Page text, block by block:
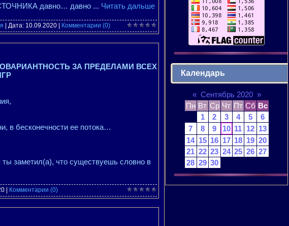
давно… давно ... Читать дальше
| Дата: 10.09.2020 Комментарии (0)
ЗА ПРЕДЕЛАМИ ВСЕХ
в бесконечности ее потока…
заметил(а), что существуешь словно в
Комментарии (0)
Календарь
« Сентябрь 2020 »
Пн Вт Ср Чт Пт Сб Вс
1
2 3 4 5
6
7
8 9 10 11 12 13
14 15 16 17 18 19 20
21 22 23 24 25 26 27
28 29 30